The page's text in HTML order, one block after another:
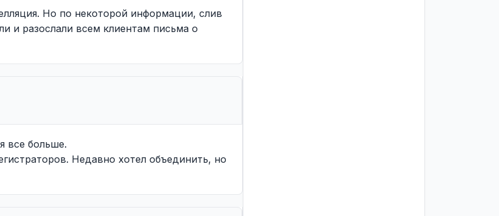
Но по некоторой информации, слив
и разослали всем клиентам письма о
все больше.
Недавно хотел объединить, но